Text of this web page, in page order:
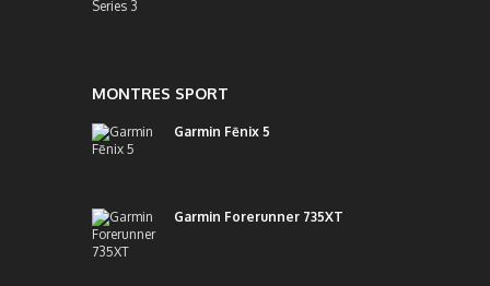
MONTRES SPORT
Garmin Fēnix 5
Garmin Forerunner 735XT